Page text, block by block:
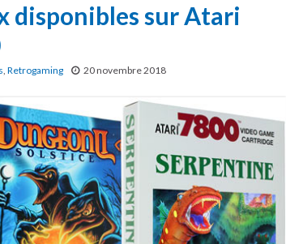
disponibles sur Atari
, Retrogaming 20 novembre 2018